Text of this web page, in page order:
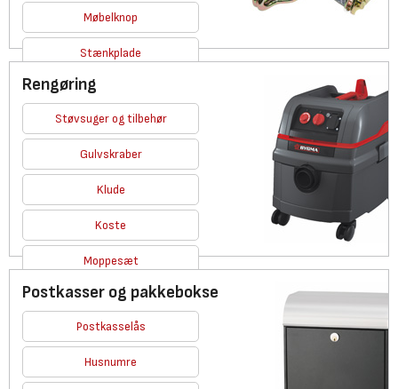
Møbelknop
Stænkplade
Se alle
Rengøring
Støvsuger og tilbehør
Gulvskraber
Klude
Koste
Moppesæt
Se alle
Postkasser og pakkebokse
Postkasselås
Husnumre